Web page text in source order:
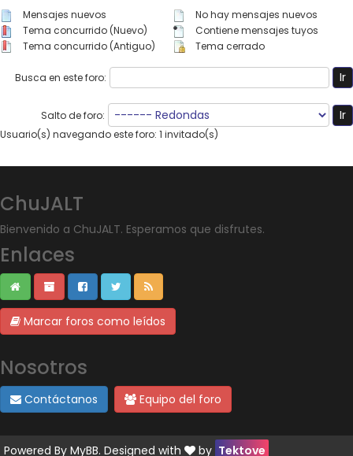
Mensajes nuevos
Tema concurrido (Nuevo)
Tema concurrido (Antiguo)
No hay mensajes nuevos
Contiene mensajes tuyos
Tema cerrado
Busca en este foro:
Salto de foro:
Usuario(s) navegando este foro: 1 invitado(s)
ChuJALT
Bienvenido a ChuJALT. Esperamos que disfrutes.
Enlaces
Marcar foros como leídos
Nosotros
Contáctanos Equipo del foro
Powered By MyBB. Designed with by Tektove